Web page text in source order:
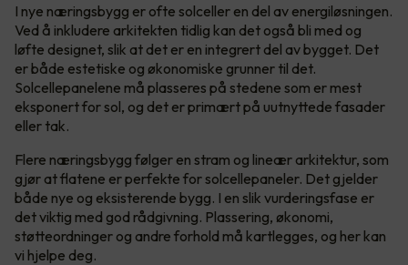
I nye næringsbygg er ofte solceller en del av energiløsningen.
Ved å inkludere arkitekten tidlig kan det også bli med og
løfte designet, slik at det er en integrert del av bygget. Det
er både estetiske og økonomiske grunner til det.
Solcellepanelene må plasseres på stedene som er mest
eksponert for sol, og det er primært på uutnyttede fasader
eller tak.
Flere næringsbygg følger en stram og lineær arkitektur, som
gjør at flatene er perfekte for solcellepaneler. Det gjelder
både nye og eksisterende bygg. I en slik vurderingsfase er
det viktig med god rådgivning. Plassering, økonomi,
støtteordninger og andre forhold må kartlegges, og her kan
vi hjelpe deg.